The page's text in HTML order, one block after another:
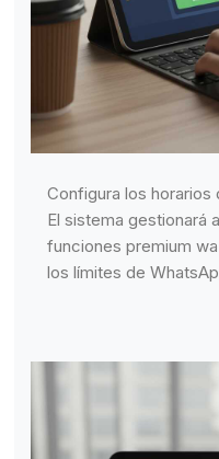
Configura los horarios
El sistema gestionará
funciones premium
los límites de